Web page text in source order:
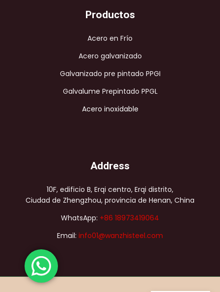
Productos
Acero en Frío
Acero galvanizado
Galvanizado pre pintado PPGI
Galvalume Prepintado PPGL
Acero inoxidable
Address
10F, edificio B, Erqi centro, Erqi distrito,
Ciudad de Zhengzhou, provincia de Henan, China
WhatsApp: +86 18973419064
Email: info01@wanzhisteel.com